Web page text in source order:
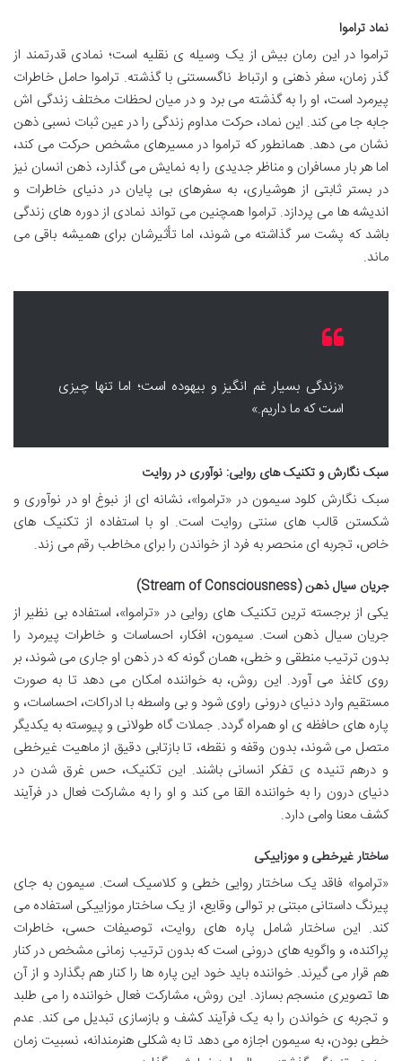
نماد تراموا
تراموا در این رمان بیش از یک وسیله ی نقلیه است؛ نمادی قدرتمند از
گذر زمان، سفر ذهنی و ارتباط ناگسستنی با گذشته. تراموا حامل خاطرات
پیرمرد است، او را به گذشته می برد و در میان لحظات مختلف زندگی اش
جابه جا می کند. این نماد، حرکت مداوم زندگی را در عین ثبات نسبی ذهن
نشان می دهد. همانطور که تراموا در مسیرهای مشخص حرکت می کند،
اما هر بار مسافران و مناظر جدیدی را به نمایش می گذارد، ذهن انسان نیز
در بستر ثابتی از هوشیاری، به سفرهای بی پایان در دنیای خاطرات و
اندیشه ها می پردازد. تراموا همچنین می تواند نمادی از دوره های زندگی
باشد که پشت سر گذاشته می شوند، اما تأثیرشان برای همیشه باقی می
ماند.
«زندگی بسیار غم انگیز و بیهوده است؛ اما تنها چیزی
است که ما داریم.»
سبک نگارش و تکنیک های روایی: نوآوری در روایت
سبک نگارش کلود سیمون در «تراموا»، نشانه ای از نبوغ او در نوآوری و
شکستن قالب های سنتی روایت است. او با استفاده از تکنیک های
خاص، تجربه ای منحصر به فرد از خواندن را برای مخاطب رقم می زند.
جریان سیال ذهن (Stream of Consciousness)
یکی از برجسته ترین تکنیک های روایی در «تراموا»، استفاده بی نظیر از
جریان سیال ذهن است. سیمون، افکار، احساسات و خاطرات پیرمرد را
بدون ترتیب منطقی و خطی، همان گونه که در ذهن او جاری می شوند، بر
روی کاغذ می آورد. این روش، به خواننده امکان می دهد تا به صورت
مستقیم وارد دنیای درونی راوی شود و بی واسطه با ادراکات، احساسات، و
پاره های حافظه ی او همراه گردد. جملات گاه طولانی و پیوسته به یکدیگر
متصل می شوند، بدون وقفه و نقطه، تا بازتابی دقیق از ماهیت غیرخطی
و درهم تنیده ی تفکر انسانی باشند. این تکنیک، حس غرق شدن در
دنیای درون را به خواننده القا می کند و او را به مشارکت فعال در فرآیند
کشف معنا وامی دارد.
ساختار غیرخطی و موزاییکی
«تراموا» فاقد یک ساختار روایی خطی و کلاسیک است. سیمون به جای
پیرنگ داستانی مبتنی بر توالی وقایع، از یک ساختار موزاییکی استفاده می
کند. این ساختار شامل پاره های روایت، توصیفات حسی، خاطرات
پراکنده، و واگویه های درونی است که بدون ترتیب زمانی مشخص در کنار
هم قرار می گیرند. خواننده باید خود این پاره ها را کنار هم بگذارد و از آن
ها تصویری منسجم بسازد. این روش، مشارکت فعال خواننده را می طلبد
و تجربه ی خواندن را به یک فرآیند کشف و بازسازی تبدیل می کند. عدم
خطی بودن، به سیمون اجازه می دهد تا به شکلی هنرمندانه، نسبیت زمان